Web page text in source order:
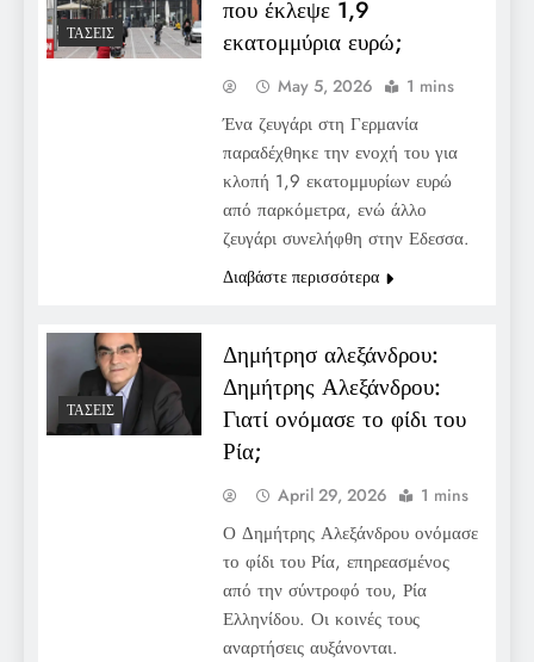
ΤΆΣΕΙΣ
που έκλεψε 1,9
εκατομμύρια ευρώ;
May 5, 2026 1 mins
Ένα ζευγάρι στη Γερμανία
παραδέχθηκε την ενοχή του για
κλοπή 1,9 εκατομμυρίων ευρώ
από παρκόμετρα, ενώ άλλο
ζευγάρι συνελήφθη στην Εδεσσα.
Διαβάστε περισσότερα
ΤΆΣΕΙΣ
Δημήτρησ αλεξάνδρου:
Δημήτρης Αλεξάνδρου:
Γιατί ονόμασε το φίδι του
Ρία;
April 29, 2026 1 mins
Ο Δημήτρης Αλεξάνδρου ονόμασε
το φίδι του Ρία, επηρεασμένος
από την σύντροφό του, Ρία
Ελληνίδου. Οι κοινές τους
αναρτήσεις αυξάνονται.